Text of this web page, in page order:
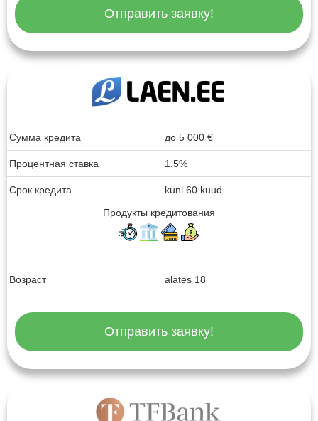
Отправить заявку!
Сумма кредита до 5 000 €
Процентная ставка 1.5%
Срок кредита
kuni 60 kuud
Продукты кредитования
Возраст alates 18
Отправить заявку!